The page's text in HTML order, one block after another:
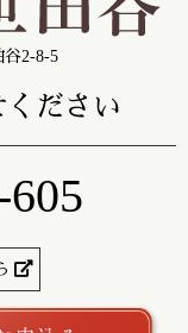
谷2-8-5
ださい